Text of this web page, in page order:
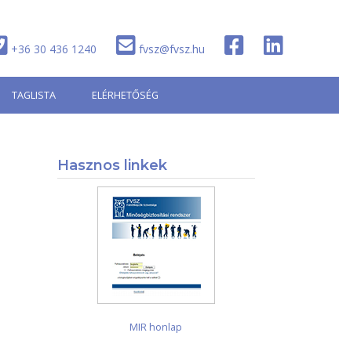
+36 30 436 1240 fvsz@fvsz.hu
TAGLISTA ELÉRHETŐSÉG
Hasznos linkek
MIR honlap